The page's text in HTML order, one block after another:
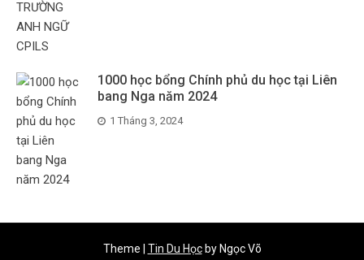
1000 học bổng Chính phủ du học tại Liên
bang Nga năm 2024
1 Tháng 3, 2024
Theme Tin Du Họcby Ngọc Võ